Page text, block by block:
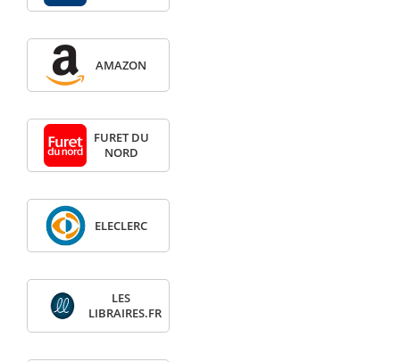
AMAZON
FURET DU
NORD
ELECLERC
LES
LIBRAIRES.FR